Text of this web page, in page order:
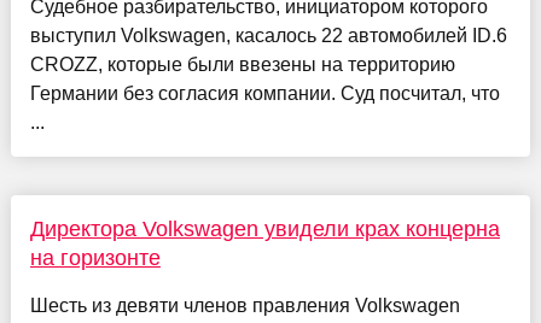
Судебное разбирательство, инициатором которого
выступил Volkswagen, касалось 22 автомобилей ID.6
CROZZ, которые были ввезены на территорию
Германии без согласия компании. Суд посчитал, что
...
Директора Volkswagen увидели крах концерна
на горизонте
Шесть из девяти членов правления Volkswagen